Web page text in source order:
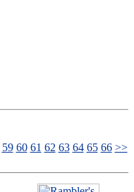
59 60 61 62 63 64 65 66 >>